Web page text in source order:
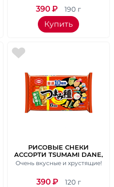
390 ₽ 190 г
Купить
РИСОВЫЕ СНЕКИ
АССОРТИ TSUMAMI DANE,
ВЕС 120 ГР.
Очень вкусные и хрустящие!
390 ₽ 120 г